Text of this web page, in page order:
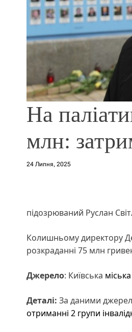
На
млн:
24 Липня, 2025
підозрюваний Руслан
Колишньому директору
розкраданні 75 млн
Джерело: Київська
Деталі: За даними
отриманні 2 групи